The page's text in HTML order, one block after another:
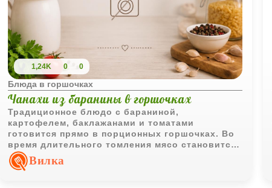
1,24K 0 0
Блюда в горшочках
Чанахи из баранины в горшочках
Традиционное блюдо с бараниной,
картофелем, баклажанами и томатами
готовится прямо в порционных горшочках. Во
время длительного томления мясо становится
мягким, а овощи пропитываются насыщенным
мясным соком и ароматами специй.
Вилка